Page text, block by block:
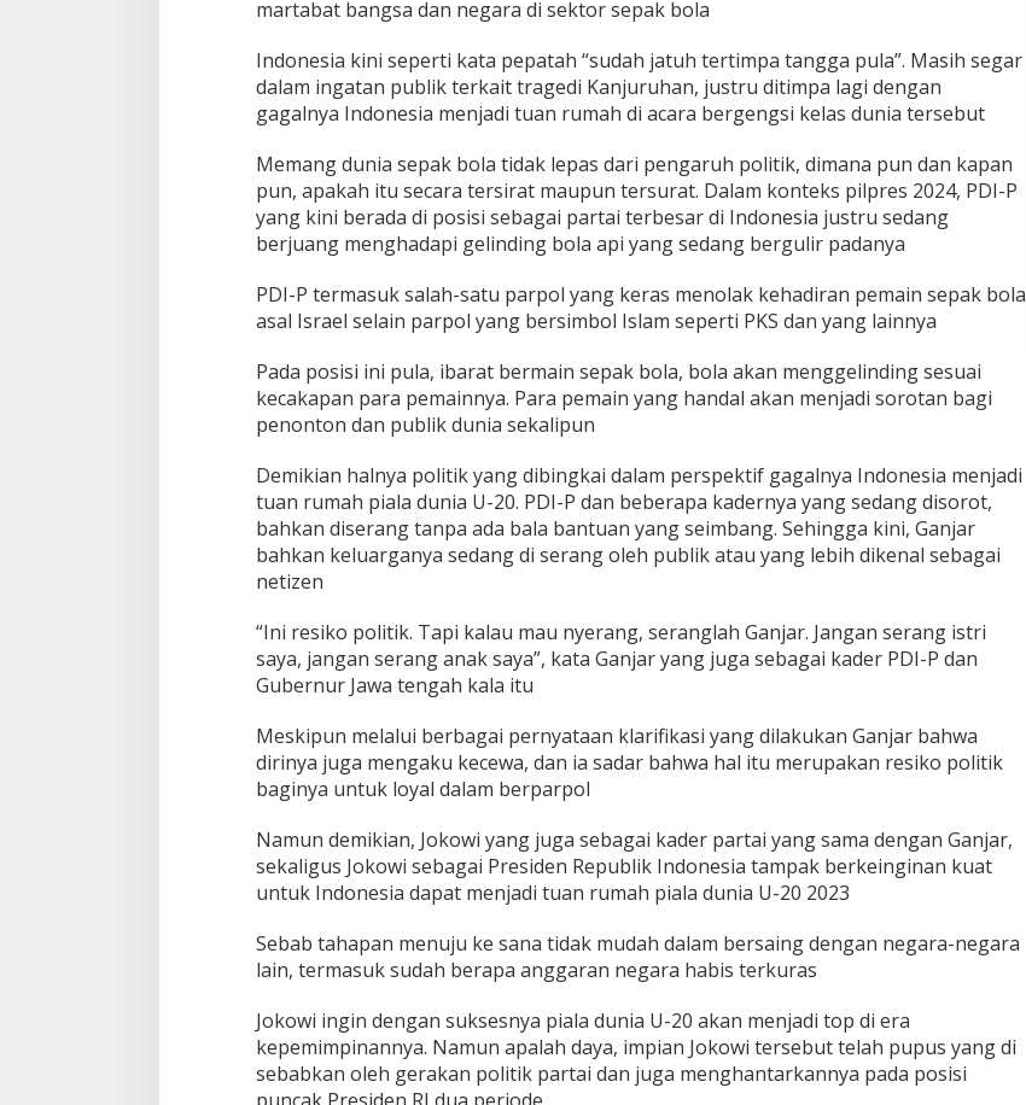
martabat bangsa dan negara di sektor sepak bola
Indonesia kini seperti kata pepatah “sudah jatuh tertimpa tangga pula”. Masih segar
dalam ingatan publik terkait tragedi Kanjuruhan, justru ditimpa lagi dengan
gagalnya Indonesia menjadi tuan rumah di acara bergengsi kelas dunia tersebut
Memang dunia sepak bola tidak lepas dari pengaruh politik, dimana pun dan kapan
pun, apakah itu secara tersirat maupun tersurat. Dalam konteks pilpres 2024, PDI-P
yang kini berada di posisi sebagai partai terbesar di Indonesia justru sedang
berjuang menghadapi gelinding bola api yang sedang bergulir padanya
PDI-P termasuk salah-satu parpol yang keras menolak kehadiran pemain sepak bola
asal Israel selain parpol yang bersimbol Islam seperti PKS dan yang lainnya
Pada posisi ini pula, ibarat bermain sepak bola, bola akan menggelinding sesuai
kecakapan para pemainnya. Para pemain yang handal akan menjadi sorotan bagi
penonton dan publik dunia sekalipun
Demikian halnya politik yang dibingkai dalam perspektif gagalnya Indonesia menjadi
tuan rumah piala dunia U-20. PDI-P dan beberapa kadernya yang sedang disorot,
bahkan diserang tanpa ada bala bantuan yang seimbang. Sehingga kini, Ganjar
bahkan keluarganya sedang di serang oleh publik atau yang lebih dikenal sebagai
netizen
“Ini resiko politik. Tapi kalau mau nyerang, seranglah Ganjar. Jangan serang istri
saya, jangan serang anak saya”, kata Ganjar yang juga sebagai kader PDI-P dan
Gubernur Jawa tengah kala itu
Meskipun melalui berbagai pernyataan klarifikasi yang dilakukan Ganjar bahwa
dirinya juga mengaku kecewa, dan ia sadar bahwa hal itu merupakan resiko politik
baginya untuk loyal dalam berparpol
Namun demikian, Jokowi yang juga sebagai kader partai yang sama dengan Ganjar,
sekaligus Jokowi sebagai Presiden Republik Indonesia tampak berkeinginan kuat
untuk Indonesia dapat menjadi tuan rumah piala dunia U-20 2023
Sebab tahapan menuju ke sana tidak mudah dalam bersaing dengan negara-negara
lain, termasuk sudah berapa anggaran negara habis terkuras
Jokowi ingin dengan suksesnya piala dunia U-20 akan menjadi top di era
kepemimpinannya. Namun apalah daya, impian Jokowi tersebut telah pupus yang di
sebabkan oleh gerakan politik partai dan juga menghantarkannya pada posisi